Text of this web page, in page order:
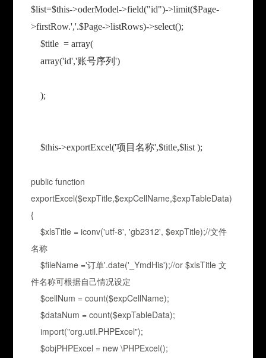
$list=$this->oderModel->field("id")->limit($Page-
>firstRow.','.$Page->listRows)->select();
$title = array(
array('id','账号序列')
);
$this->exportExcel('项目名称',$title,$list );
public function
exportExcel($expTitle,$expCellName,$expTableData)
{
$xlsTitle = iconv('utf-8', 'gb2312', $expTitle);//文件
名称
$fileName ='订单'.date('_YmdHis');//or $xlsTitle 文
件名称可根据自己情况设定
$cellNum = count($expCellName);
$dataNum = count($expTableData);
import("org.util.PHPExcel");
$objPHPExcel = new \PHPExcel();